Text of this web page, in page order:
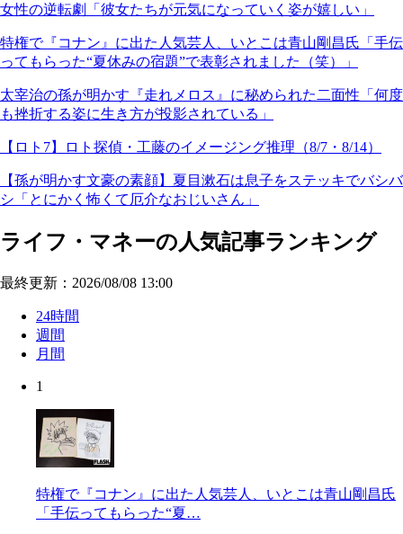
女性の逆転劇「彼女たちが元気になっていく姿が嬉しい」
特権で『コナン』に出た人気芸人、いとこは青山剛昌氏「手伝
ってもらった“夏休みの宿題”で表彰されました（笑）」
太宰治の孫が明かす『走れメロス』に秘められた二面性「何度
も挫折する姿に生き方が投影されている」
【ロト7】ロト探偵・工藤のイメージング推理（8/7・8/14）
【孫が明かす文豪の素顔】夏目漱石は息子をステッキでバシバ
シ「とにかく怖くて厄介なおじいさん」
ライフ・マネーの人気記事ランキング
最終更新：2026/08/08 13:00
24時間
週間
月間
1
特権で『コナン』に出た人気芸人、いとこは青山剛昌氏
「手伝ってもらった“夏…